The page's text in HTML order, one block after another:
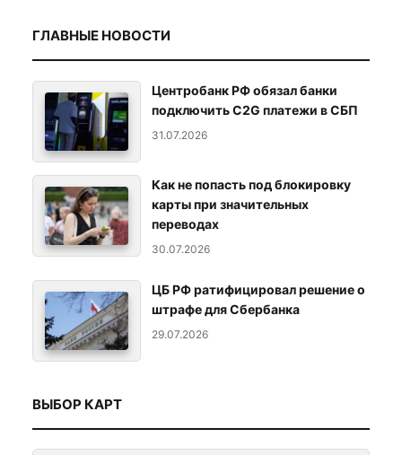
ГЛАВНЫЕ НОВОСТИ
Центробанк РФ обязал банки
подключить C2G платежи в СБП
31.07.2026
Как не попасть под блокировку
карты при значительных
переводах
30.07.2026
ЦБ РФ ратифицировал решение о
штрафе для Сбербанка
29.07.2026
ВЫБОР КАРТ